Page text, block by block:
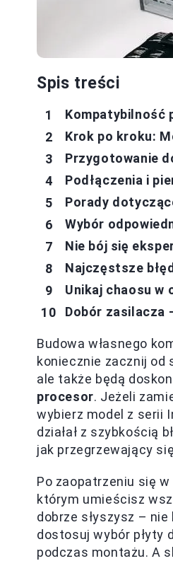
Spis treści
Kompatybilność
Krok po kroku:
Przygotowanie
Podłączenia i
Porady
Wybór
Nie bój się
Najczęstsze
Unikaj chaosu w
Dobór zasilacza
Budowa własnego
koniecznie zacznij od
ale także będą
procesor. Jeżeli
wybierz model z serii
działał z szybkością
jak przegrzewający
Po zaopatrzeniu się w
którym umieścisz
dobrze słyszysz –
dostosuj wybór płyty
podczas montażu. A